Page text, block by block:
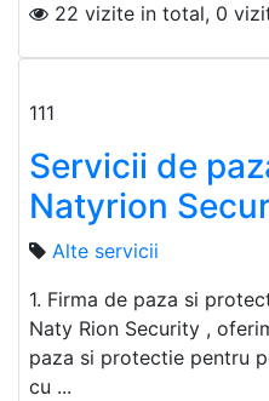
22 vizite in total, 0
111
Servicii de
Natyrion
Alte servicii
1. Firma de paza si
Naty Rion Security ,
paza si protectie pentru
cu ...